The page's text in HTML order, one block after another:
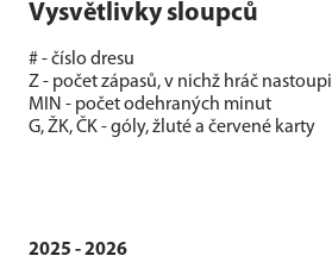
Vysvětlivky sloupců
# - číslo dresu
Z - počet zápasů, v nichž hráč nastoupil
MIN - počet odehraných minut
G, ŽK, ČK - góly, žluté a červené karty
2025 - 2026